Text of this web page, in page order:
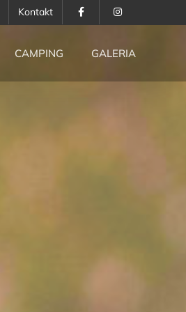
Kontakt
CAMPING GALERIA